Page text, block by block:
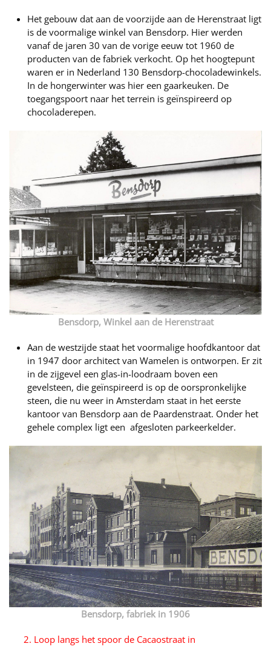
Het gebouw dat aan de voorzijde aan de Herenstraat ligt
is de voormalige winkel van Bensdorp. Hier werden
vanaf de jaren 30 van de vorige eeuw tot 1960 de
producten van de fabriek verkocht. Op het hoogtepunt
waren er in Nederland 130 Bensdorp-chocoladewinkels.
In de hongerwinter was hier een gaarkeuken. De
toegangspoort naar het terrein is geïnspireerd op
chocoladerepen.
Bensdorp, Winkel aan de Herenstraat
Aan de westzijde staat het voormalige hoofdkantoor dat
in 1947 door architect van Wamelen is ontworpen. Er zit
in de zijgevel een glas-in-loodraam boven een
gevelsteen, die geïnspireerd is op de oorspronkelijke
steen, die nu weer in Amsterdam staat in het eerste
kantoor van Bensdorp aan de Paardenstraat. Onder het
gehele complex ligt een afgesloten parkeerkelder.
Bensdorp, fabriek in 1906
2. Loop langs het spoor de Cacaostraat in